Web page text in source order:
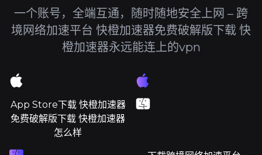
一个账号，全端互通，随时随地安全上网 – 跨
境网络加速平台 快橙加速器免费破解版下载 快
橙加速器永远能连上的vpn
App Store下载 快橙加速器
免费破解版下载 快橙加速器
怎么样